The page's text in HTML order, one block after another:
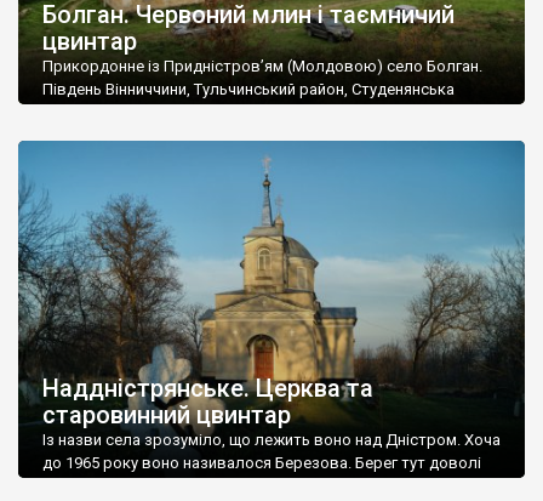
Болган. Червоний млин і таємничий
цвинтар
Прикордонне із Придністров’ям (Молдовою) село Болган.
Південь Вінниччини, Тульчинський район, Студенянська
старовинний цвинтар із кам’яними хрестами. Всі епітафії, які
збереглися, написані кирилицею, церковнослов’янською
мовою. За всіма традиційними ознаками – цвинтар
український. Хрести датуються 19 століттям. У 1924-1940
роках Болган […]
Наддністрянське. Церква та
старовинний цвинтар
Із назви села зрозуміло, що лежить воно над Дністром. Хоча
до 1965 року воно називалося Березова. Берег тут доволі